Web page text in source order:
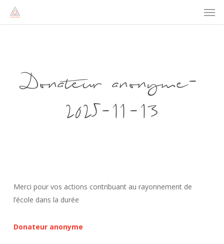
Donateur anonyme-
2025-11-13
Merci pour vos actions contribuant au rayonnement de
l’école dans la durée
Donateur anonyme